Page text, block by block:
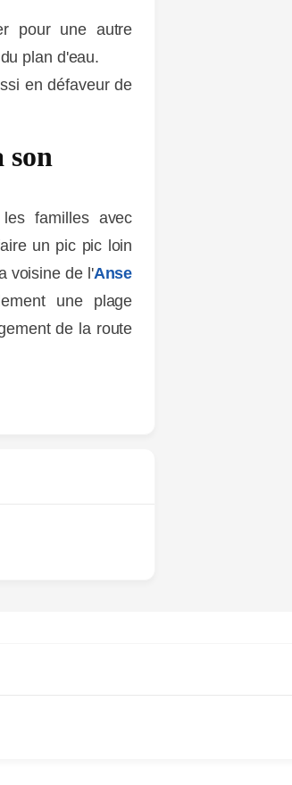
pour une autre
plan d'eau.
en défaveur de
son
familles avec
un pic pic loin
voisine de l'Anse
une plage
de la route